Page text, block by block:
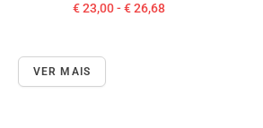
€ 23,00 - € 26,68
VER MAIS